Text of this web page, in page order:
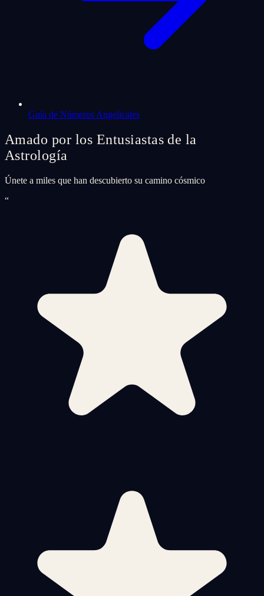
Guía de Números Angelicales
Amado por los Entusiastas de la
Astrología
Únete a miles que han descubierto su camino cósmico
“